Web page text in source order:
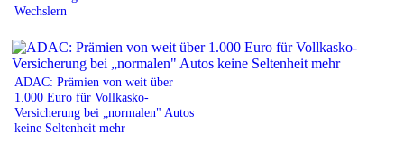
Wechslern
ADAC: Prämien von weit über
1.000 Euro für Vollkasko-
Versicherung bei „normalen" Autos
keine Seltenheit mehr